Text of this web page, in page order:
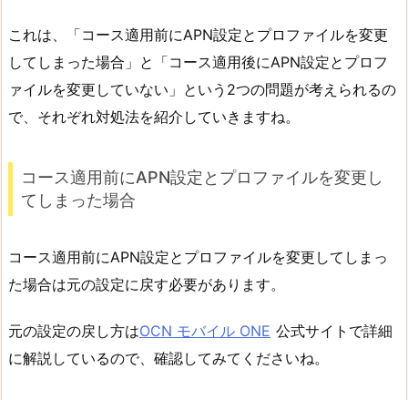
これは、「コース適用前にAPN設定とプロファイルを変更
してしまった場合」と「コース適用後にAPN設定とプロフ
ァイルを変更していない」という2つの問題が考えられるの
で、それぞれ対処法を紹介していきますね。
コース適用前にAPN設定とプロファイルを変更し
てしまった場合
コース適用前にAPN設定とプロファイルを変更してしまっ
た場合は元の設定に戻す必要があります。
元の設定の戻し方はOCN モバイル ONE 公式サイトで詳細
に解説しているので、確認してみてくださいね。